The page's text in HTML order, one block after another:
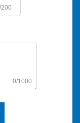
0/1000